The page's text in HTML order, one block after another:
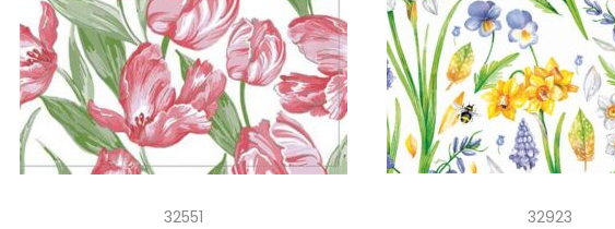
32551
32923